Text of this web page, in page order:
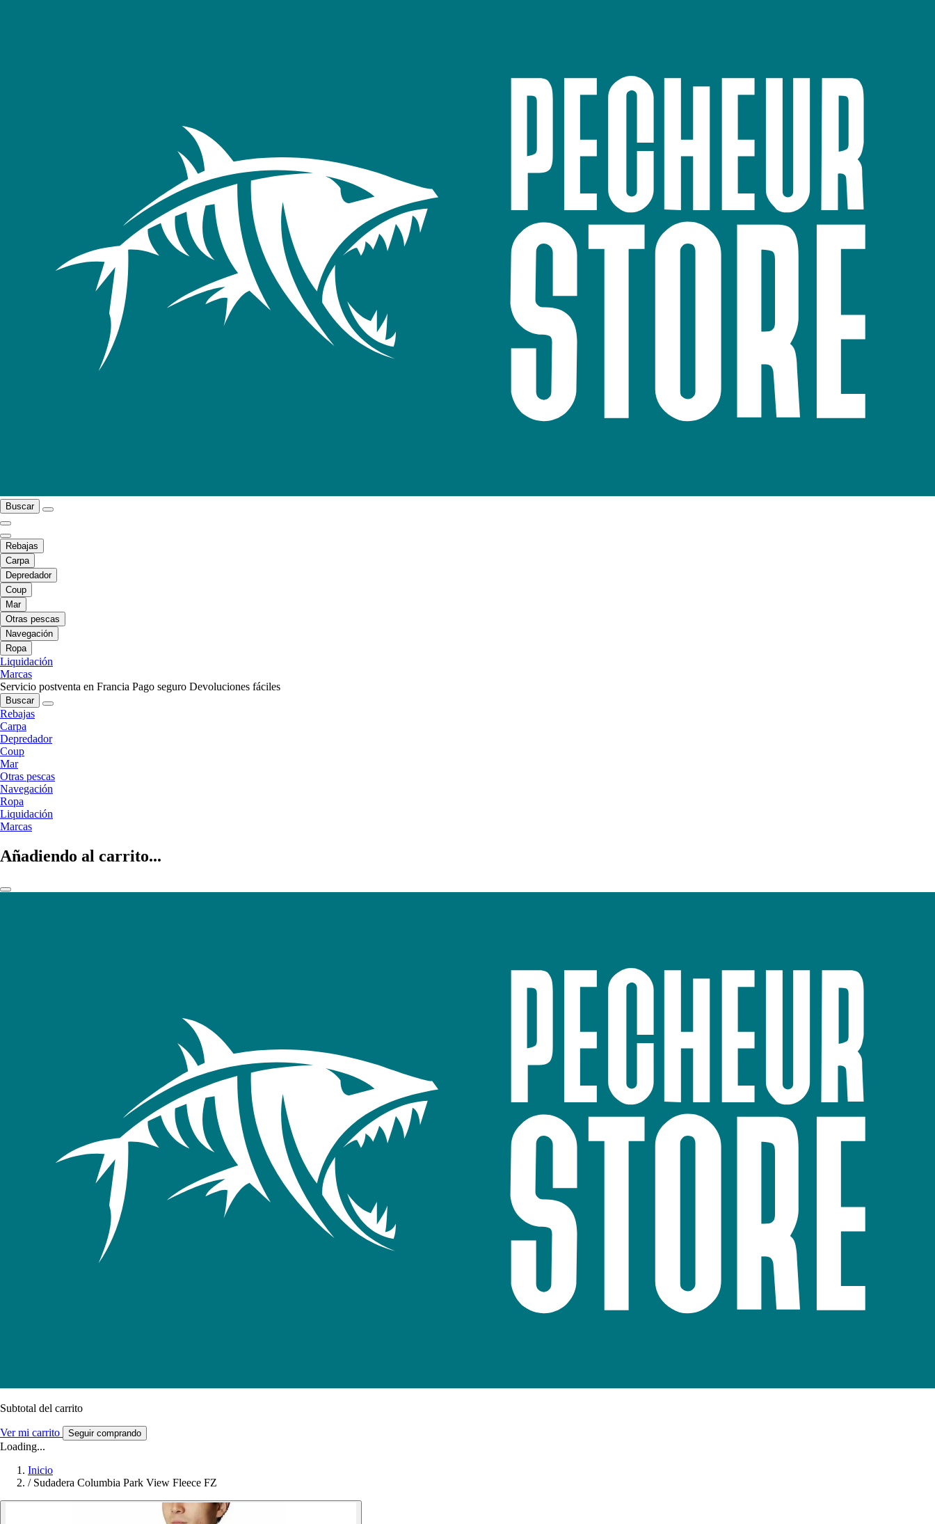
Buscar
Rebajas
Carpa
Depredador
Coup
Mar
Otras pescas
Navegación
Ropa
Liquidación
Marcas
Servicio postventa en Francia Pago seguro Devoluciones fáciles
Buscar
Rebajas
Carpa
Depredador
Coup
Mar
Otras pescas
Navegación
Ropa
Liquidación
Marcas
Añadiendo al carrito...
Subtotal del carrito
Ver mi carrito Seguir comprando
Loading...
Inicio
/ Sudadera Columbia Park View Fleece FZ